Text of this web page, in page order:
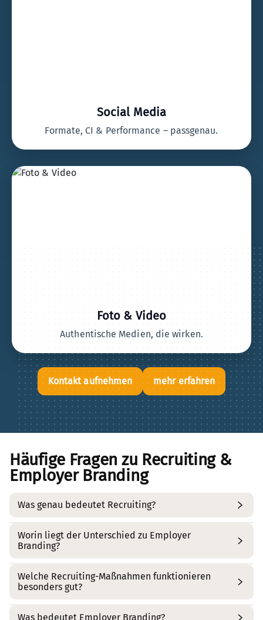
Social Media
Formate, CI & Performance – passgenau.
Foto & Video
Authentische Medien, die wirken.
Kontakt aufnehmen mehr erfahren
Häufige Fragen zu Recruiting &
Employer Branding
Was genau bedeutet Recruiting?
Recruiting umfasst die gesamte Kandidatenreise:
Bedarfsanalyse, Ausschreibung, Reichweite
Einstellung und Onboarding.
Worin liegt der Unterschied zu Employer
Branding?
Recruiting besetzt konkret offene Stellen.Employer
baut langfristig das Bild als attraktiver
Welche Recruiting-Maßnahmen funktionieren
besonders gut?
Was bedeutet Employer Branding?